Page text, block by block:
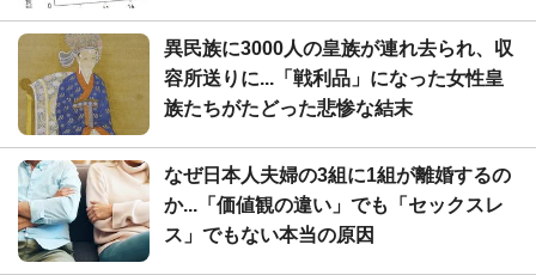
異民族に3000人の皇族が連れ去られ、収
容所送りに...「戦利品」になった女性皇
族たちがたどった悲惨な結末
なぜ日本人夫婦の3組に1組が離婚するの
か...「価値観の違い」でも「セックスレ
ス」でもない本当の原因